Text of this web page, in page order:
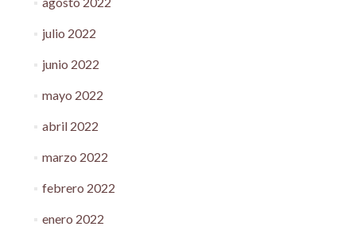
julio 2022
junio 2022
mayo 2022
abril 2022
marzo 2022
febrero 2022
enero 2022